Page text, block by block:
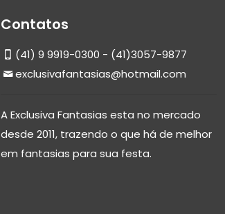
Contatos
(41) 9 9919-0300 - (41)3057-9877
exclusivafantasias@hotmail.com
A Exclusiva Fantasias esta no mercado
desde 2011, trazendo o que há de melhor
em fantasias para sua festa.